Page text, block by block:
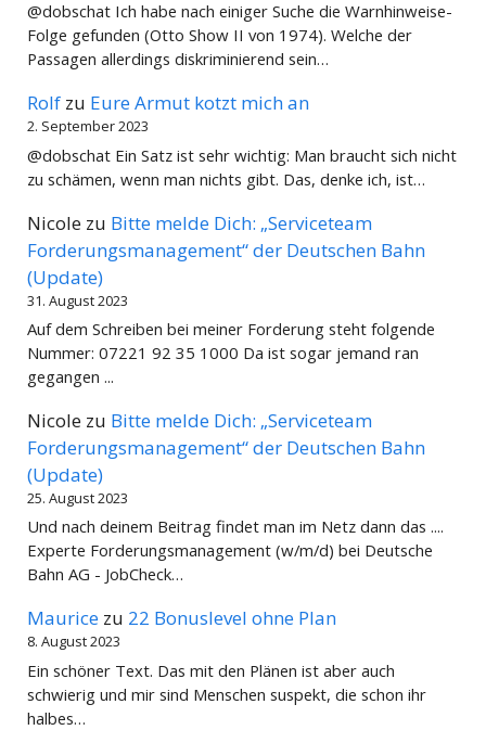
@dobschat Ich habe nach einiger Suche die Warnhinweise-
Folge gefunden (Otto Show II von 1974). Welche der
Passagen allerdings diskriminierend sein…
Rolf zu Eure Armut kotzt mich an
2. September 2023
@dobschat Ein Satz ist sehr wichtig: Man braucht sich nicht
zu schämen, wenn man nichts gibt. Das, denke ich, ist…
Nicole zu Bitte melde Dich: „Serviceteam
Forderungsmanagement“ der Deutschen Bahn
(Update)
31. August 2023
Auf dem Schreiben bei meiner Forderung steht folgende
Nummer: 07221 92 35 1000 Da ist sogar jemand ran
gegangen ...
Nicole zu Bitte melde Dich: „Serviceteam
Forderungsmanagement“ der Deutschen Bahn
(Update)
25. August 2023
Und nach deinem Beitrag findet man im Netz dann das ....
Experte Forderungsmanagement (w/m/d) bei Deutsche
Bahn AG - JobCheck…
Maurice zu 22 Bonuslevel ohne Plan
8. August 2023
Ein schöner Text. Das mit den Plänen ist aber auch
schwierig und mir sind Menschen suspekt, die schon ihr
halbes…